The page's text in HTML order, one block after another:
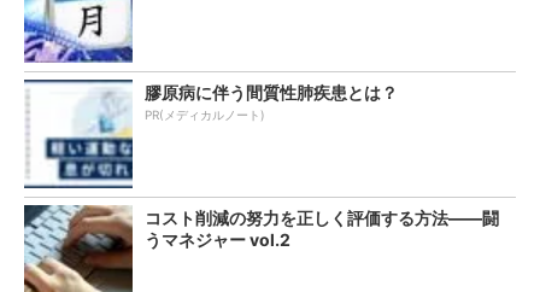
膠原病に伴う間質性肺疾患とは？
PR(メディカルノート)
コスト削減の努力を正しく評価する方法――闘
うマネジャー vol.2